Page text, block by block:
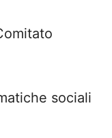
sociali